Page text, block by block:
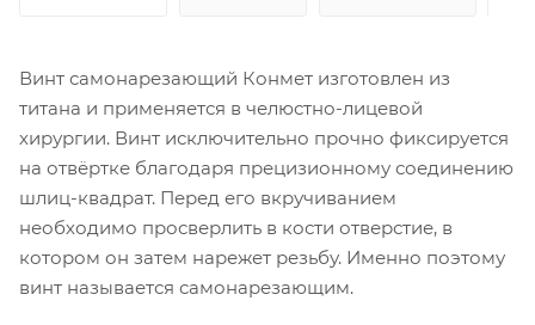
Винт самонарезающий Конмет изготовлен из
титана и применяется в челюстно-лицевой
хирургии. Винт исключительно прочно фиксируется
на отвёртке благодаря прецизионному соединению
шлиц-квадрат. Перед его вкручиванием
необходимо просверлить в кости отверстие, в
котором он затем нарежет резьбу. Именно поэтому
винт называется самонарезающим.